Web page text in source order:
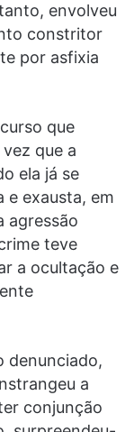
envolveu
constritor
por asfixia
que
que a
ela já se
e exausta, em
agressão
teve
a ocultação e
denunciado,
a
conjunção